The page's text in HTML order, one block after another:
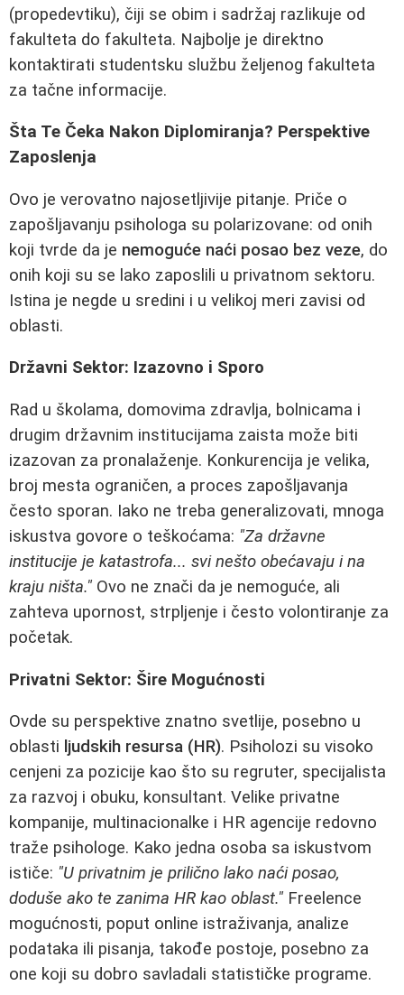
(propedevtiku), čiji se obim i sadržaj razlikuje od
fakulteta do fakulteta. Najbolje je direktno
kontaktirati studentsku službu željenog fakulteta
za tačne informacije.
Šta Te Čeka Nakon Diplomiranja? Perspektive
Zaposlenja
Ovo je verovatno najosetljivije pitanje. Priče o
zapošljavanju psihologa su polarizovane: od onih
koji tvrde da je nemoguće naći posao bez veze, do
onih koji su se lako zaposlili u privatnom sektoru.
Istina je negde u sredini i u velikoj meri zavisi od
oblasti.
Državni Sektor: Izazovno i Sporo
Rad u školama, domovima zdravlja, bolnicama i
drugim državnim institucijama zaista može biti
izazovan za pronalaženje. Konkurencija je velika,
broj mesta ograničen, a proces zapošljavanja
često sporan. Iako ne treba generalizovati, mnoga
iskustva govore o teškoćama: "Za državne
institucije je katastrofa... svi nešto obećavaju i na
kraju ništa." Ovo ne znači da je nemoguće, ali
zahteva upornost, strpljenje i često volontiranje za
početak.
Privatni Sektor: Šire Mogućnosti
Ovde su perspektive znatno svetlije, posebno u
oblasti ljudskih resursa (HR). Psiholozi su visoko
cenjeni za pozicije kao što su regruter, specijalista
za razvoj i obuku, konsultant. Velike privatne
kompanije, multinacionalke i HR agencije redovno
traže psihologe. Kako jedna osoba sa iskustvom
ističe: "U privatnim je prilično lako naći posao,
doduše ako te zanima HR kao oblast." Freelence
mogućnosti, poput online istraživanja, analize
podataka ili pisanja, takođe postoje, posebno za
one koji su dobro savladali statističke programe.